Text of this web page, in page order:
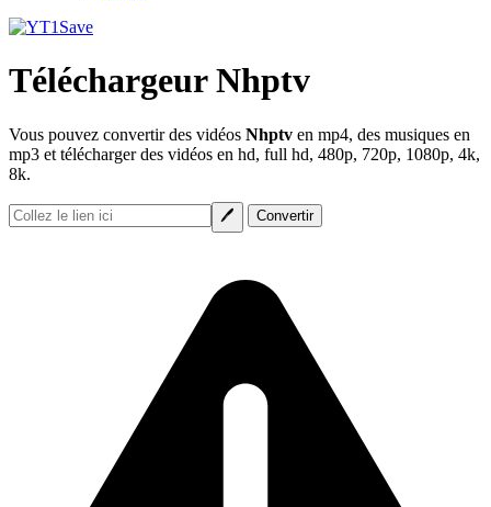
Téléchargeur Nhptv
Vous pouvez convertir des vidéos Nhptv en mp4, des musiques en
mp3 et télécharger des vidéos en hd, full hd, 480p, 720p, 1080p, 4k,
8k.